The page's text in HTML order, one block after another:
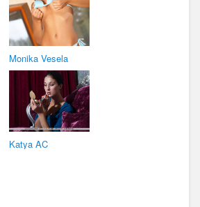
Monika Vesela
Katya AC